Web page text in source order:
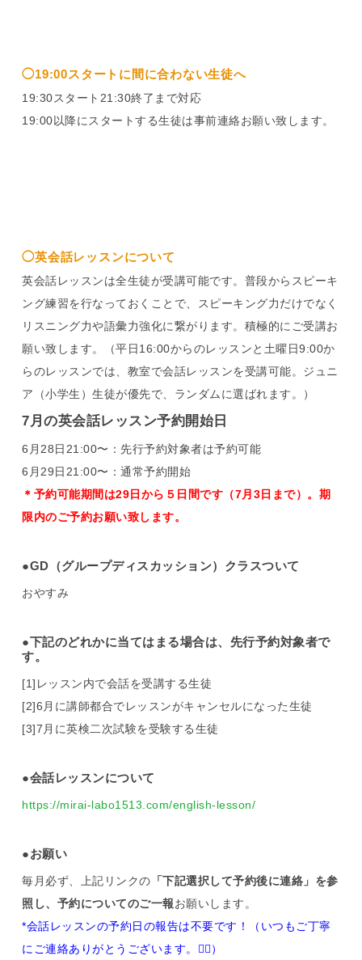
◯19:00スタートに間に合わない生徒へ
19:30スタート21:30終了まで対応
19:00以降にスタートする生徒は事前連絡お願い致します。
◯英会話レッスンについて
英会話レッスンは全生徒が受講可能です。普段からスピーキ
ング練習を行なっておくことで、スピーキング力だけでなく
リスニング力や語彙力強化に繋がります。積極的にご受講お
願い致します。（平日16:00からのレッスンと土曜日9:00か
らのレッスンでは、教室で会話レッスンを受講可能。ジュニ
ア（小学生）生徒が優先で、ランダムに選ばれます。）
7月の英会話レッスン予約開始日
6月28日21:00〜：先行予約対象者は予約可能
6月29日21:00〜：通常予約開始
＊予約可能期間は29日から５日間です（7月3日まで）。期
限内のご予約お願い致します。
●GD（グループディスカッション）クラスついて
おやすみ
●下記のどれかに当てはまる場合は、先行予約対象者で
す。
[1]レッスン内で会話を受講する生徒
[2]6月に講師都合でレッスンがキャンセルになった生徒
[3]7月に英検二次試験を受験する生徒
●会話レッスンについて
https://mirai-labo1513.com/english-lesson/
●お願い
毎月必ず、上記リンクの 「下記選択して予約後に連絡」を参
照し、予約についてのご一報お願いします。
*会話レッスンの予約日の報告は不要です！（いつもご丁寧
にご連絡ありがとうございます。🙇‍♀️）